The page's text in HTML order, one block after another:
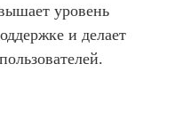
уровень
и делает